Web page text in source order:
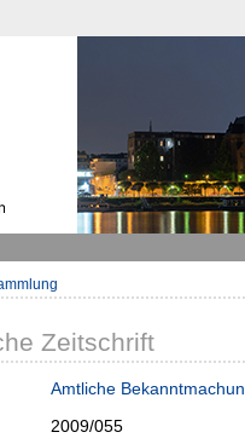
Zeitschrift
Amtliche
2009/055